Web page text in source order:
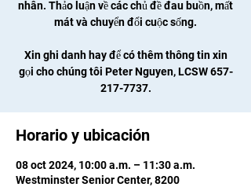
nhân. Thảo luận về các chủ đề đau buồn, mất
mát và chuyển đổi cuộc sống.
Xin ghi danh hay để có thêm thông tin xin
gọi cho chúng tôi Peter Nguyen, LCSW 657-
217-7737.
Horario y ubicación
08 oct 2024, 10:00 a.m. – 11:30 a.m.
Westminster Senior Center, 8200